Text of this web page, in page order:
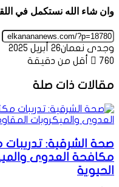
وان شاء الله نستكمل في
وجدى نعمان26 أبريل 2025
760
أقل من دقيقة
مقالات ذات صلة
صحة الشرقية: تدريبات
مكافحة العدوى
الحيوية